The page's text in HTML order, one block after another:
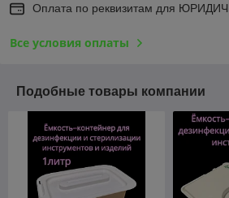
Оплата по реквизитам для
Все условия оплаты
Подобные товары компании